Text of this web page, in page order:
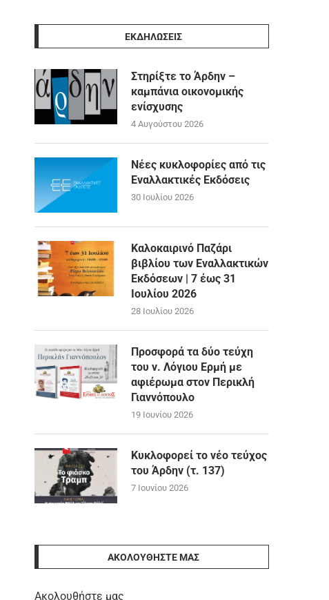
ΕΚΔΗΛΩΣΕΙΣ
Στηρίξτε το Άρδην –
καμπάνια οικονομικής
ενίσχυσης
4 Αυγούστου 2026
Νέες κυκλοφορίες από τις
Εναλλακτικές Εκδόσεις
30 Ιουλίου 2026
Καλοκαιρινό Παζάρι
βιβλίου των Εναλλακτικών
Εκδόσεων | 7 έως 31
Ιουλίου 2026
28 Ιουλίου 2026
Προσφορά τα δύο τεύχη
του ν. Λόγιου Ερμή με
αφιέρωμα στον Περικλή
Γιαννόπουλο
19 Ιουνίου 2026
Κυκλοφορεί το νέο τεύχος
του Άρδην (τ. 137)
7 Ιουνίου 2026
ΑΚΟΛΟΥΘΉΣΤΕ ΜΑΣ
Ακολουθήστε μας